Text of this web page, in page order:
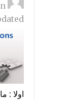
اولا :